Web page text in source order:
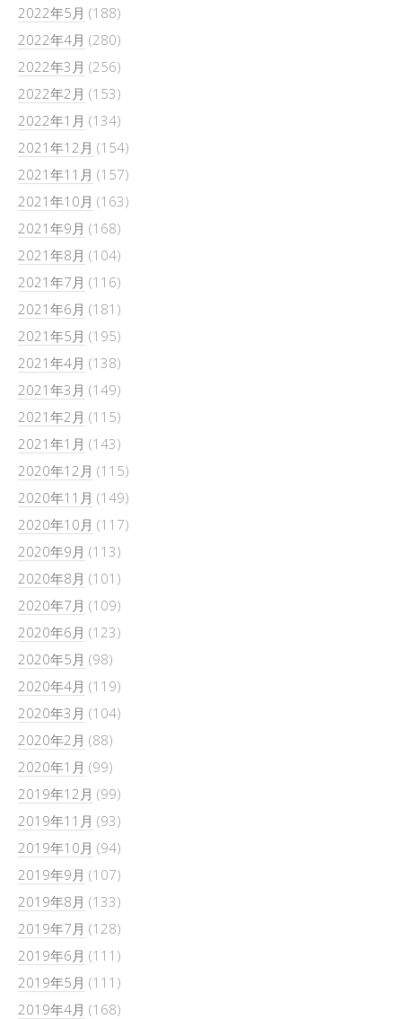
2022年5月 (188)
2022年4月 (280)
2022年3月 (256)
2022年2月 (153)
2022年1月 (134)
2021年12月 (154)
2021年11月 (157)
2021年10月 (163)
2021年9月 (168)
2021年8月 (104)
2021年7月 (116)
2021年6月 (181)
2021年5月 (195)
2021年4月 (138)
2021年3月 (149)
2021年2月 (115)
2021年1月 (143)
2020年12月 (115)
2020年11月 (149)
2020年10月 (117)
2020年9月 (113)
2020年8月 (101)
2020年7月 (109)
2020年6月 (123)
2020年5月 (98)
2020年4月 (119)
2020年3月 (104)
2020年2月 (88)
2020年1月 (99)
2019年12月 (99)
2019年11月 (93)
2019年10月 (94)
2019年9月 (107)
2019年8月 (133)
2019年7月 (128)
2019年6月 (111)
2019年5月 (111)
2019年4月 (168)